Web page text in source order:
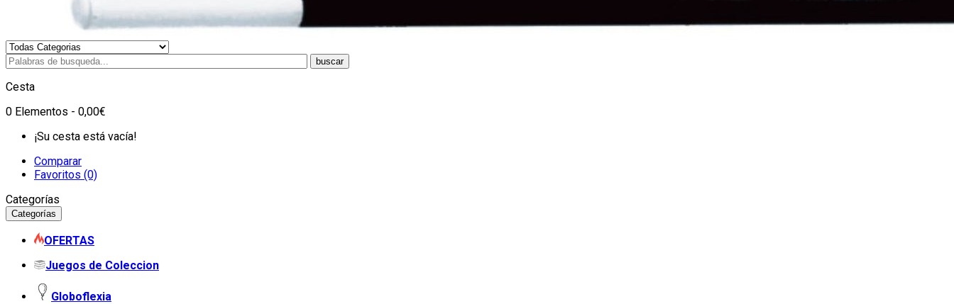
buscar
Cesta
0 Elementos - 0,00€
¡Su cesta está vacía!
Comparar
Favoritos (0)
Categorías
Categorías
OFERTAS
Juegos de Coleccion
Globoflexia